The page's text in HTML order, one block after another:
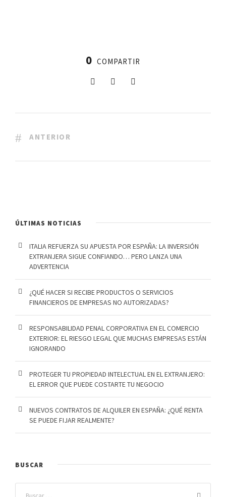
0 COMPARTIR
ANTERIOR
ÚLTIMAS NOTICIAS
ITALIA REFUERZA SU APUESTA POR ESPAÑA: LA INVERSIÓN
EXTRANJERA SIGUE CONFIANDO… PERO LANZA UNA
ADVERTENCIA
¿QUÉ HACER SI RECIBE PRODUCTOS O SERVICIOS
FINANCIEROS DE EMPRESAS NO AUTORIZADAS?
RESPONSABILIDAD PENAL CORPORATIVA EN EL COMERCIO
EXTERIOR: EL RIESGO LEGAL QUE MUCHAS EMPRESAS ESTÁN
IGNORANDO
PROTEGER TU PROPIEDAD INTELECTUAL EN EL EXTRANJERO:
EL ERROR QUE PUEDE COSTARTE TU NEGOCIO
NUEVOS CONTRATOS DE ALQUILER EN ESPAÑA: ¿QUÉ RENTA
SE PUEDE FIJAR REALMENTE?
BUSCAR